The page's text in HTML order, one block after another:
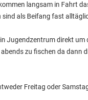
langsam in Fahrt
sind als Beifang fast
Jugendzentrum direkt
zu fischen da dann
Freitag oder